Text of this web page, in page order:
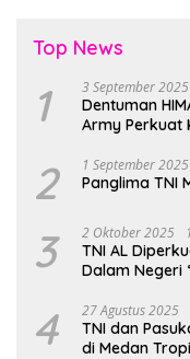
Top News
1 3 September 2025
Dentuman
Army Perkuat
2 1 September 2025
Panglima TNI
3 2 Oktober 2025
TNI AL
Dalam Negeri
4 27 Agustus 2025
TNI dan
di Medan